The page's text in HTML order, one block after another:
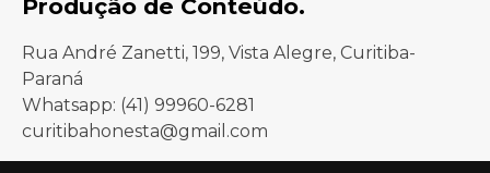
Produção de Conteúdo.
Rua André Zanetti, 199, Vista Alegre, Curitiba-
Paraná
Whatsapp: (41) 99960-6281
curitibahonesta@gmail.com